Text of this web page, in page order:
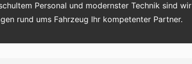
Personal und modernster Technik sind wir
rund ums Fahrzeug Ihr kompetenter Partner.